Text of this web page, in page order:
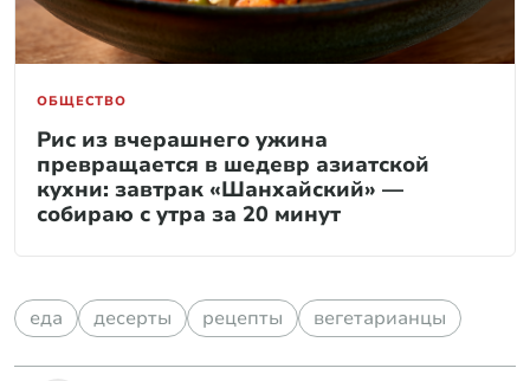
ОБЩЕСТВО
Рис из вчерашнего ужина
превращается в шедевр азиатской
кухни: завтрак «Шанхайский» —
собираю с утра за 20 минут
еда десерты рецепты вегетарианцы